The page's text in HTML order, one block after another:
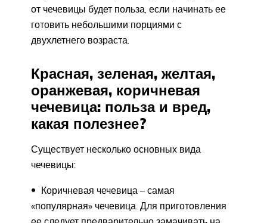
от чечевицы будет польза, если начинать ее
готовить небольшими порциями с
двухлетнего возраста.
Красная, зеленая, желтая,
оранжевая, коричневая
чечевица: польза и вред,
какая полезнее?
Существует несколько основных вида
чечевицы:
Коричневая чечевица – самая
«популярная» чечевица. Для приготовления